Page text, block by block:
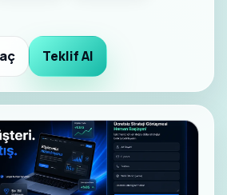
Teklif Al